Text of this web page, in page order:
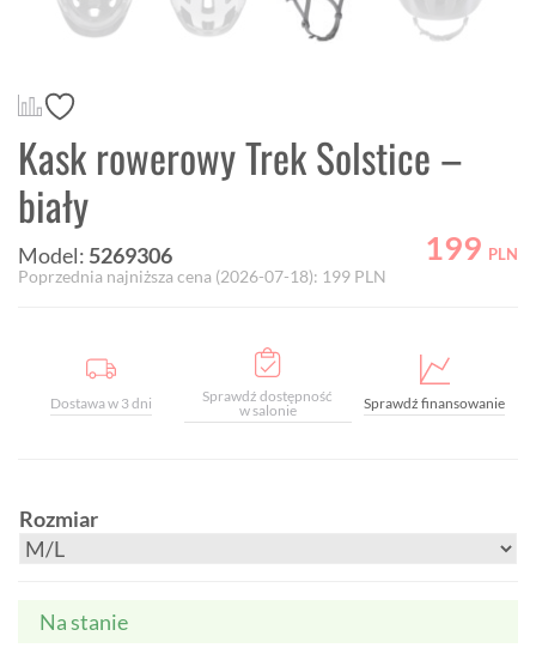
Kask rowerowy Trek Solstice –
biały
Model: 5269306 199 PLN
Poprzednia najniższa cena (2026-07-18): 199 PLN
Dostawa w 3 dni
Sprawdź dostępność
w salonie
Sprawdź finansowanie
Rozmiar
Na stanie